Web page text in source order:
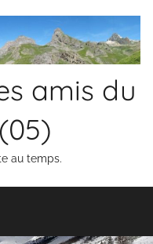
amis du
au temps.